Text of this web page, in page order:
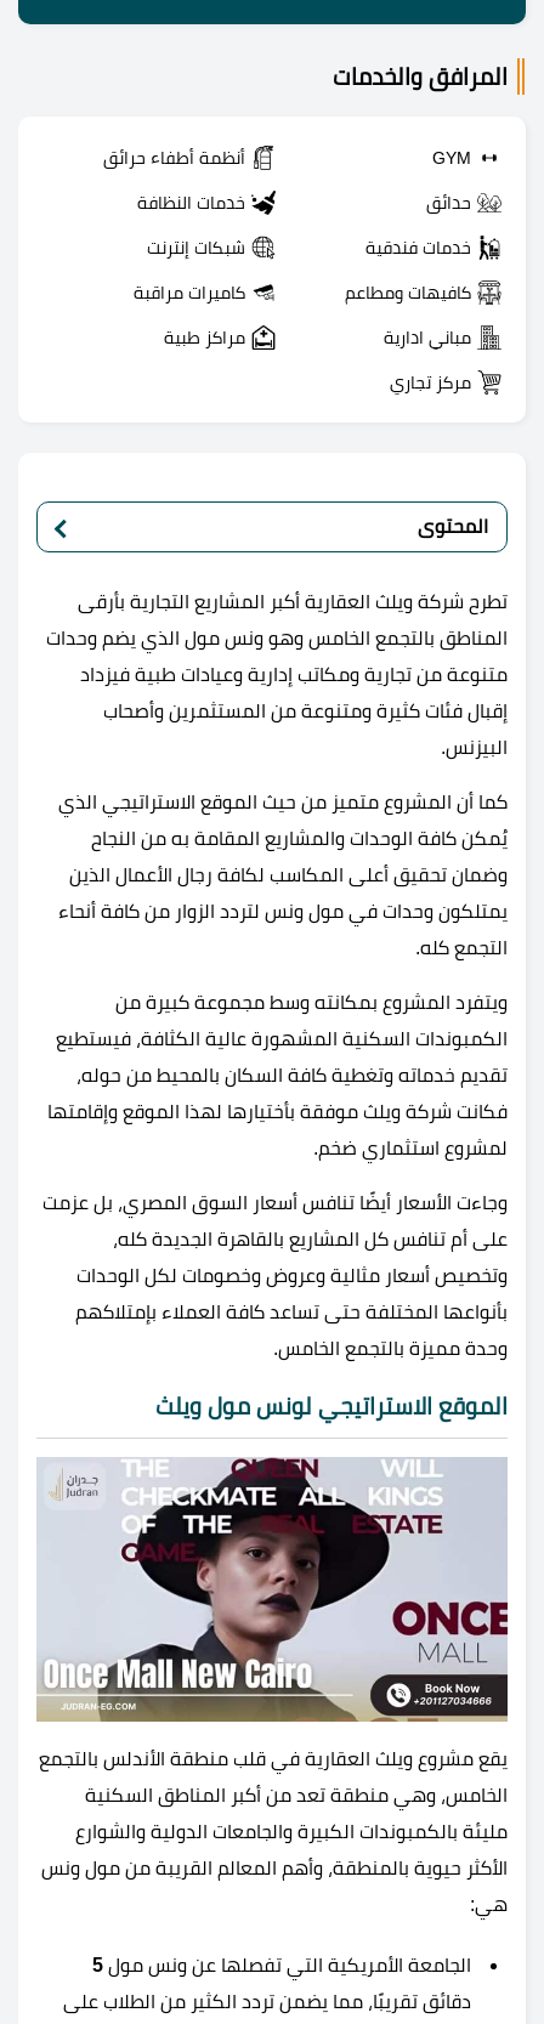
المرافق والخدمات
GYM أنظمة أطفاء حرائق
حدائق خدمات النظافة
خدمات فندقية شبكات إنترنت
كافيهات ومطاعم كاميرات مراقبة
مباني ادارية مراكز طبية
مركز تجاري
المحتوى
تطرح شركة ويلث العقارية أكبر المشاريع التجارية بأرقى
المناطق بالتجمع الخامس وهو ونس مول الذي يضم وحدات
متنوعة من تجارية ومكاتب إدارية وعيادات طبية فيزداد
إقبال فئات كثيرة ومتنوعة من المستثمرين وأصحاب
البيزنس.
كما أن المشروع متميز من حيث الموقع الاستراتيجي الذي
يُمكن كافة الوحدات والمشاريع المقامة به من النجاح
وضمان تحقيق أعلى المكاسب لكافة رجال الأعمال الذين
يمتلكون وحدات في مول ونس لتردد الزوار من كافة أنحاء
التجمع كله.
ويتفرد المشروع بمكانته وسط مجموعة كبيرة من
الكمبوندات السكنية المشهورة عالية الكثافة، فيستطيع
تقديم خدماته وتغطية كافة السكان بالمحيط من حوله،
فكانت شركة ويلث موفقة بأختيارها لهذا الموقع وإقامتها
لمشروع استثماري ضخم.
وجاءت الأسعار أيضًا تنافس أسعار السوق المصري، بل عزمت
على أم تنافس كل المشاريع بالقاهرة الجديدة كله،
وتخصيص أسعار مثالية وعروض وخصومات لكل الوحدات
بأنواعها المختلفة حتى تساعد كافة العملاء بإمتلاكهم
وحدة مميزة بالتجمع الخامس.
الموقع الاستراتيجي لونس مول ويلث
يقع مشروع ويلث العقارية في قلب منطقة الأندلس بالتجمع
الخامس، وهي منطقة تعد من أكبر المناطق السكنية
مليئة بالكمبوندات الكبيرة والجامعات الدولية والشوارع
الأكثر حيوية بالمنطقة، وأهم المعالم القريبة من مول ونس
هي:
الجامعة الأمريكية التي تفصلها عن ونس مول 5
دقائق تقريبًا، مما يضمن تردد الكثير من الطلاب على